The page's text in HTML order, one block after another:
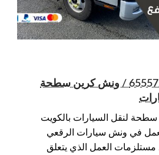
ونش الرقعي / 65557275 / ونش كرين سطحة
لنقل السيارات بالكويت
في ونش سيارات الرقعي
مستلزمات العمل الذي يتعلق